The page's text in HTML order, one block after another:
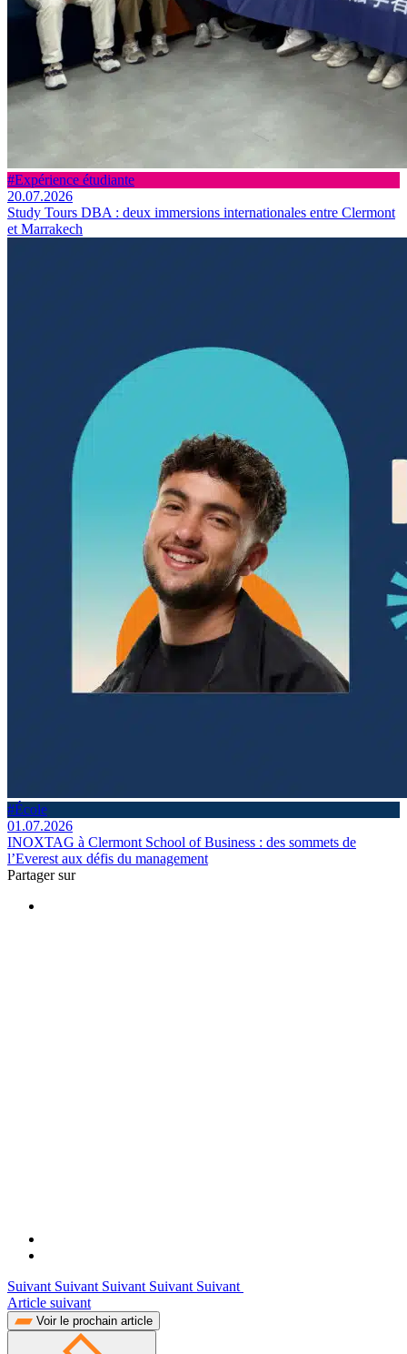
#Expérience étudiante
20.07.2026
Study Tours DBA : deux immersions internationales entre Clermont
et Marrakech
#École
01.07.2026
INOXTAG à Clermont School of Business : des sommets de
l’Everest aux défis du management
Partager sur
Suivant Suivant Suivant Suivant Suivant
Article suivant
Voir le prochain article